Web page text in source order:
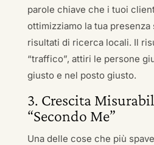
parole chiave che i tuoi
ottimizziamo la tua presenza
risultati di ricerca locali. Il
“traffico”, attiri le persone
giusto e nel posto giusto.
3. Crescita
“Secondo Me”
Una delle cose che più